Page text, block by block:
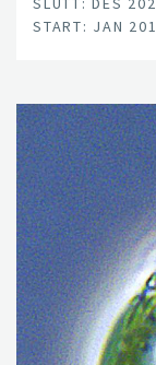
planter og tiltak
importerte
nylig flyttet fra
har bygg- og
fremmede
ved flytting av
deponering av
arter kan føre
bransjen.
har derfor en
START: JAN